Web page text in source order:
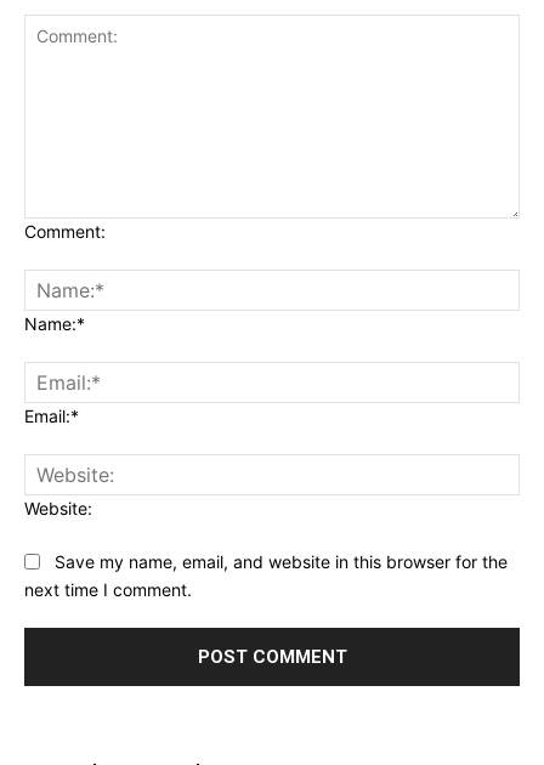
Comment:
Name:*
Email:*
Website:
Save my name, email, and website in this browser for the
next time I comment.